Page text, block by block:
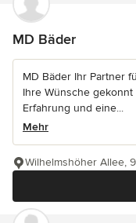
MD Bäder
MD Bäder Ihr Partner
Ihre Wünsche
Erfahrung und eine...
Mehr
Wilhelmshöher Allee,